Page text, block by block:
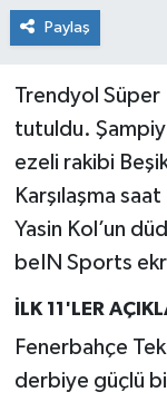
Paylaş
Trendyol Süper
tutuldu.
ezeli rakibi
Karşılaşma
Yasin Kol’un
beIN Sports
İLK 11'LER
Fenerbahçe
derbiye güçlü